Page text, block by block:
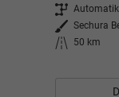
Getriebe Automatik
Außenfarbe Sechura
Kilometerstand
50 km